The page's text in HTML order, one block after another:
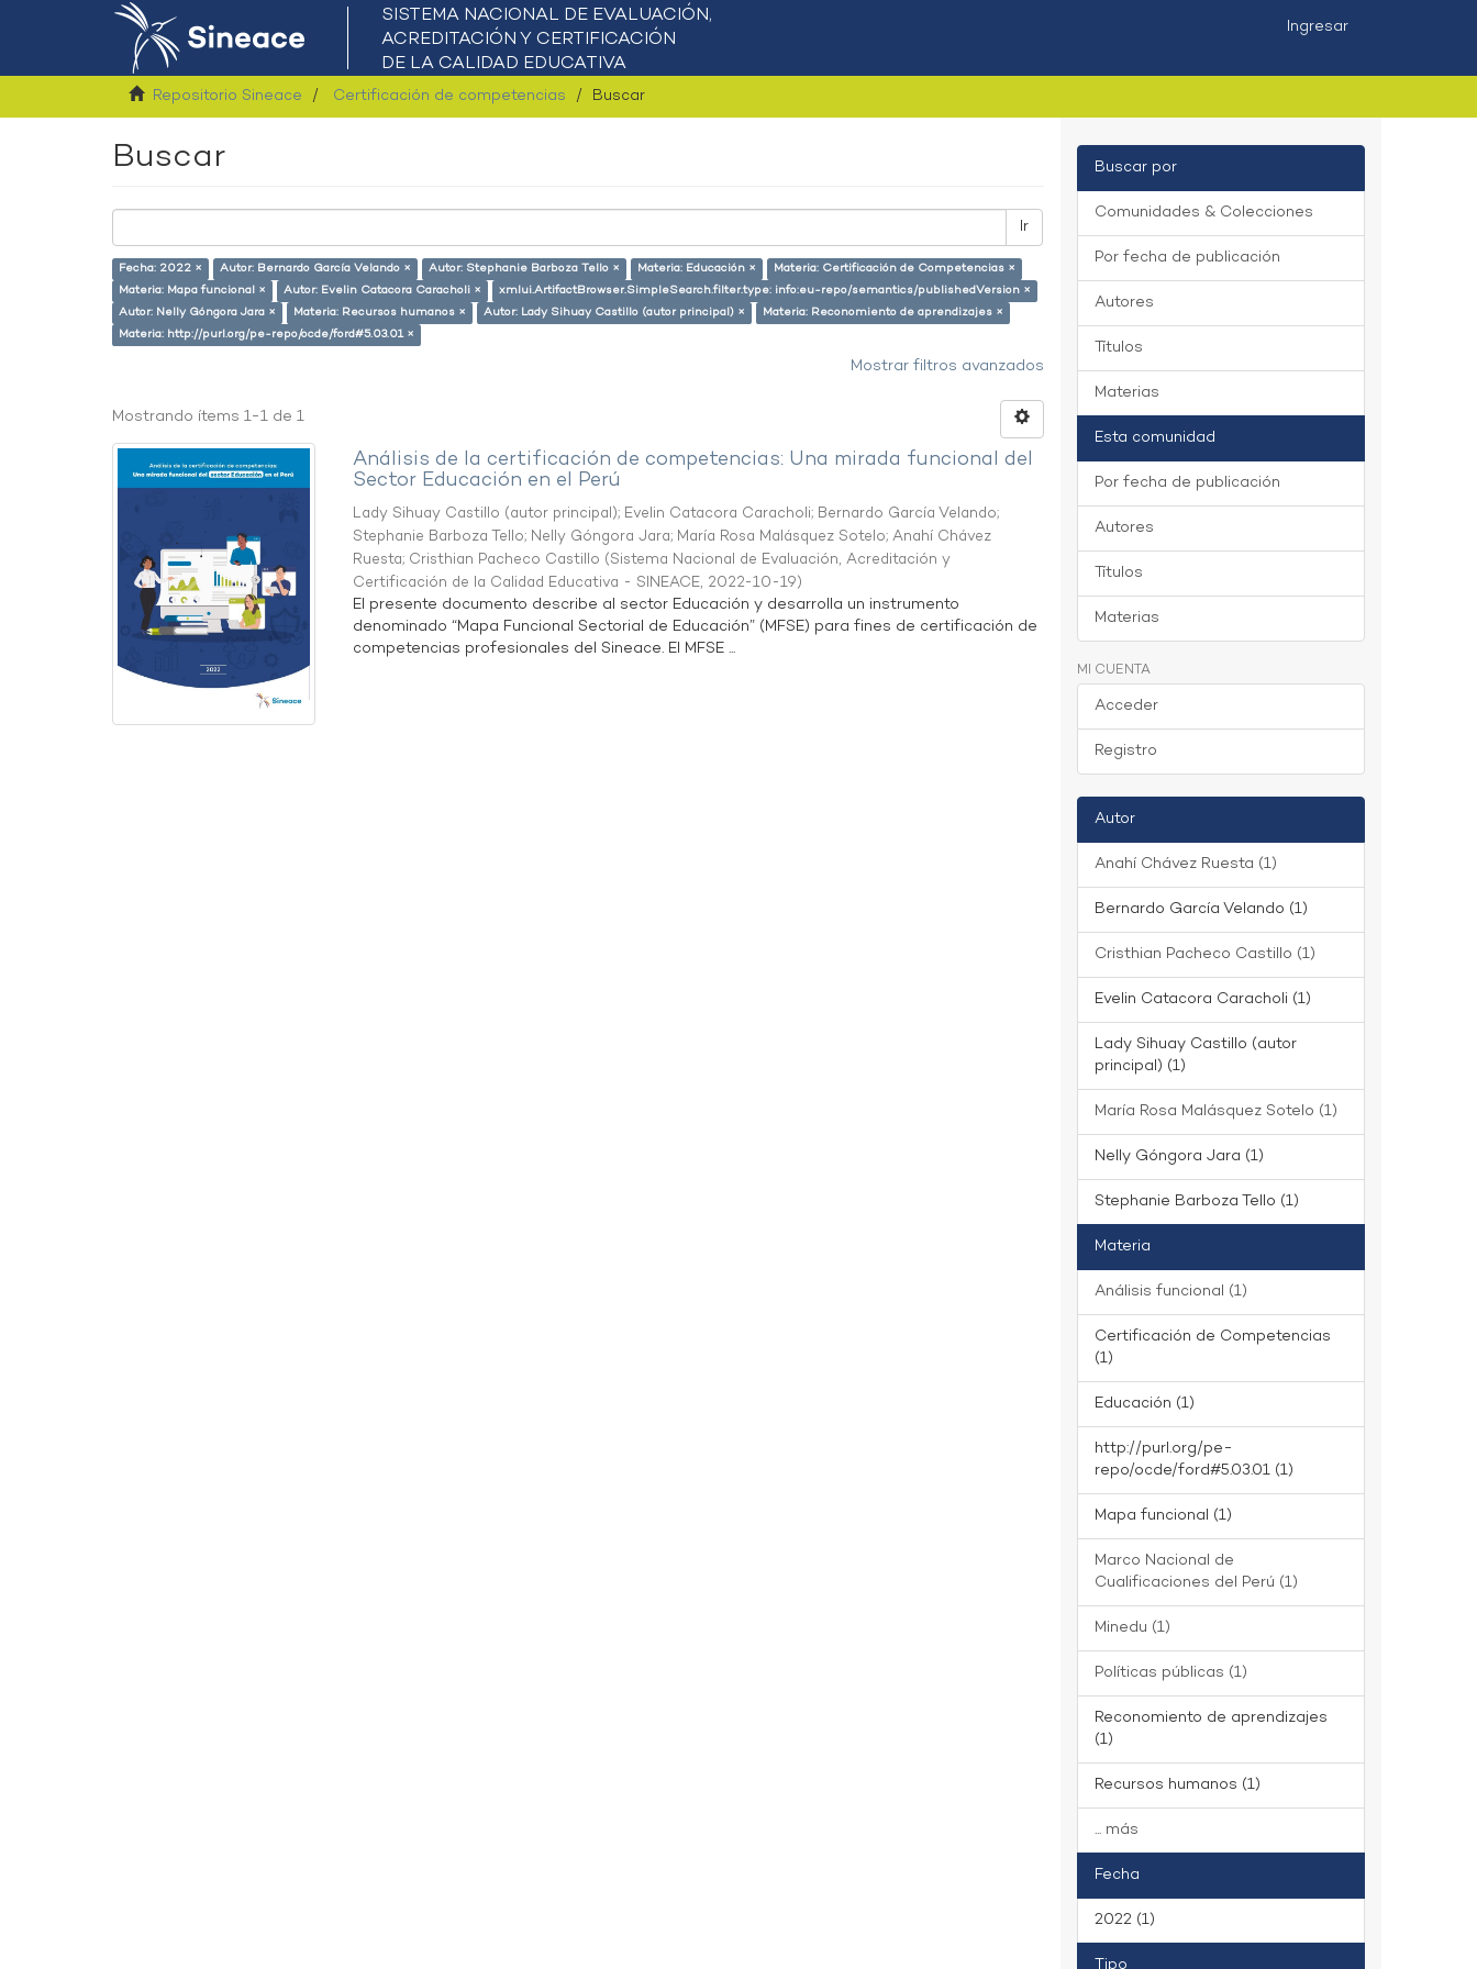
Ingresar
Repositorio Sineace Certificación de competencias Buscar
Buscar
Ir
Fecha: 2022 × Autor: Bernardo García Velando × Autor: Stephanie Barboza Tello × Materia: Educación ×
Materia: Certificación de Competencias ×
Materia: Mapa funcional ×
Autor: Evelin Catacora Caracholi ×
xmlui.ArtifactBrowser.SimpleSearch.filter.type: info:eu-repo/semantics/publishedVersion ×
Autor: Nelly Góngora Jara ×
Materia: Recursos humanos × Autor: Lady Sihuay Castillo (autor principal) ×
Materia: Reconomiento de aprendizajes ×
Materia: http://purl.org/pe-repo/ocde/ford#5.03.01 ×
Mostrar filtros avanzados
Mostrando ítems 1-1 de 1
Análisis de la certificación de competencias: Una mirada funcional del
Sector Educación en el Perú
Lady Sihuay Castillo (autor principal); Evelin Catacora Caracholi; Bernardo García Velando;
Stephanie Barboza Tello; Nelly Góngora Jara; María Rosa Malásquez Sotelo;Anahí Chávez
Ruesta; Cristhian Pacheco Castillo (Sistema Nacional de Evaluación, Acreditación y
Certificación de la Calidad Educativa - SINEACE, 2022-10-19)
El presente documento describe al sector Educación y desarrolla un instrumento
denominado “Mapa Funcional Sectorial de Educación” (MFSE) para fines de certificación de
competencias profesionales del Sineace. El MFSE ...
Buscar por
Comunidades & Colecciones
Por fecha de publicación
Autores
Títulos
Materias
Esta comunidad
Por fecha de publicación
Autores
Títulos
Materias
MI CUENTA
Acceder
Registro
Autor
Anahí Chávez Ruesta (1)
Bernardo García Velando (1)
Cristhian Pacheco Castillo (1)
Evelin Catacora Caracholi (1)
Lady Sihuay Castillo (autor
principal) (1)
María Rosa Malásquez Sotelo (1)
Nelly Góngora Jara (1)
Stephanie Barboza Tello (1)
Materia
Análisis funcional (1)
Certificación de Competencias
(1)
Educación (1)
http://purl.org/pe-
repo/ocde/ford#5.03.01 (1)
Mapa funcional (1)
Marco Nacional de
Cualificaciones del Perú (1)
Minedu (1)
Políticas públicas (1)
Reconomiento de aprendizajes
(1)
Recursos humanos (1)
... más
Fecha
2022 (1)